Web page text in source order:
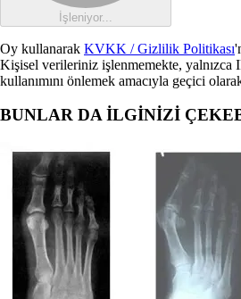
İşleniyor...
Oy kullanarak KVKK / Gizlilik Politikası
Kişisel verileriniz işlenmemekte, yalnızca
kullanımını önlemek amacıyla geçici
BUNLAR DA İLGİNİZİ